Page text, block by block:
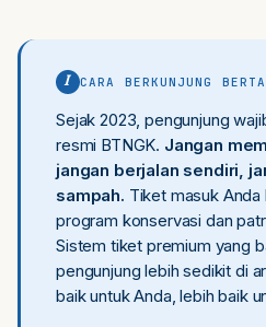
I CARA BERKUNJUNG
Sejak 2023, pengunjung
resmi BTNGK. Jangan
jangan berjalan sendiri,
sampah. Tiket masuk Anda
program konservasi dan
Sistem tiket premium yang
pengunjung lebih sedikit di
baik untuk Anda, lebih baik